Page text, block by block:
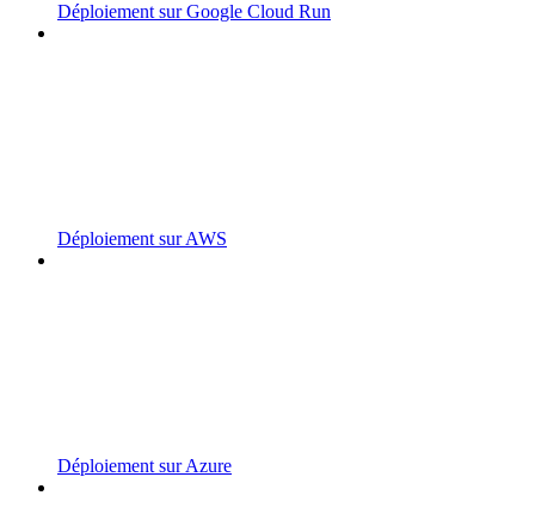
Déploiement sur Google Cloud Run
Déploiement sur AWS
Déploiement sur Azure